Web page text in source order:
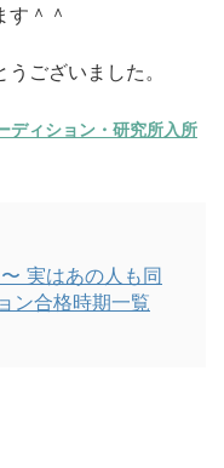
＾＾
ございました。
ディション・研究所入所
実はあの人も同
ン合格時期一覧